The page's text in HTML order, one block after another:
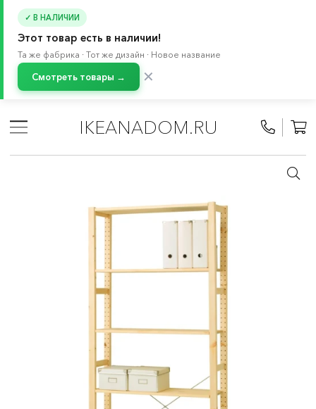
✓ В НАЛИЧИИ
Этот товар есть в наличии!
Та же фабрика · Тот же дизайн · Новое название
Смотреть товары → ✕
IKEANADOM.RU
/
Система хранения БЕСТО